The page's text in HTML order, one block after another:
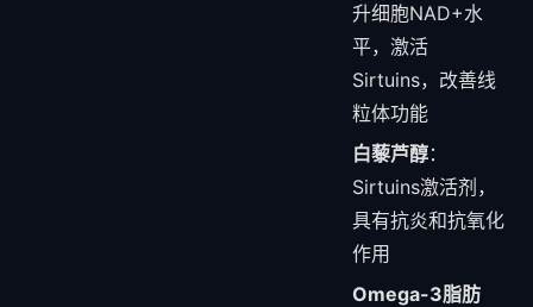
升细胞NAD+水
平，激活
Sirtuins，改善线
粒体功能
白藜芦醇：
Sirtuins激活剂，
具有抗炎和抗氧化
作用
Omega-3脂肪